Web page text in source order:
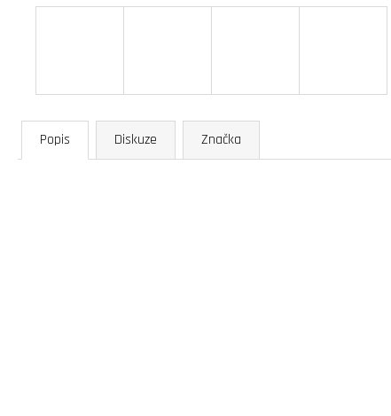
Popis Diskuze Značka